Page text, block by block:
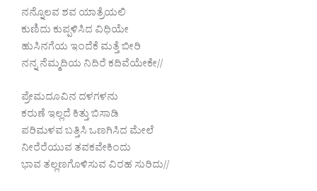
ನನ್ನೊಲವ ಶವ ಯಾತ್ರೆಯಲಿ
ಕುಣಿದು ಕುಪ್ಪಳಿಸಿದ ವಿಧಿಯೇ
ಹುಸಿನಗೆಯ ಇಂದೆಕೆ ಮತ್ತೆ ಬೀರಿ
ನನ್ನ ನೆಮ್ಮದಿಯ ನಿದಿರೆ ಕದಿವೆಯೇಕೇ//
ಪ್ರೇಮದೂವಿನ ದಳಗಳನು
ಕರುಣೆ ಇಲ್ಲದೆ ಕಿತ್ತು ಬಿಸಾಡಿ
ಪರಿಮಳವ ಬತ್ತಿಸಿ ಒಣಗಿಸಿದ ಮೇಲೆ
ನೀರೆರೆಯುವ ತವಕವೇಕಿಂದು
ಭಾವ ತಲ್ಲಣಗೊಳಿಸುವ ವಿರಹ ಸುರಿದು//